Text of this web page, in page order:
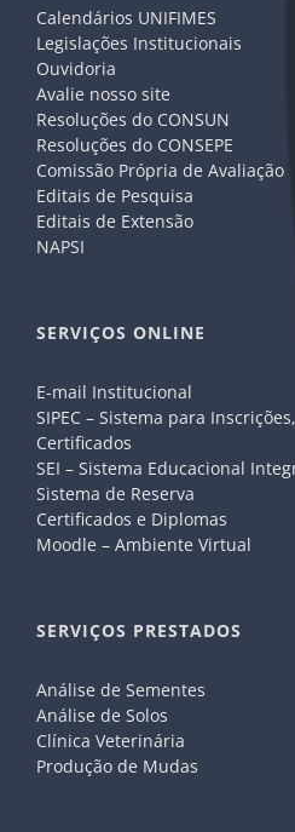
Calendários UNIFIMES
Legislações Institucionais
Ouvidoria
Avalie nosso site
Resoluções do CONSUN
Resoluções do CONSEPE
Comissão Própria de Avaliação
Editais de Pesquisa
Editais de Extensão
NAPSI
SERVIÇOS ONLINE
E-mail Institucional
SIPEC – Sistema para
Certificados
SEI – Sistema Educacional
Sistema de Reserva
Certificados e Diplomas
Moodle – Ambiente Virtual
SERVIÇOS PRESTADOS
Análise de Sementes
Análise de Solos
Clínica Veterinária
Produção de Mudas